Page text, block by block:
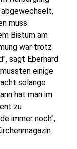
abgewechselt,
muss.
Bistum am
war trotz
sagt Eberhard
einige
solange
hat man im
zu
immer noch",